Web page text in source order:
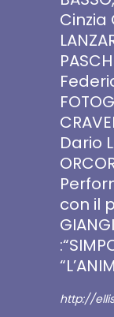
Cinzia
Dario
con il
http://